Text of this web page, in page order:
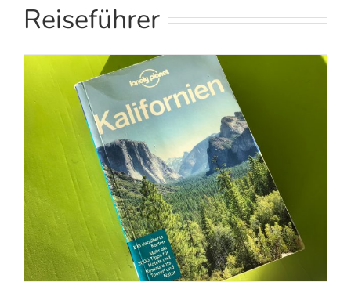
Reiseführer